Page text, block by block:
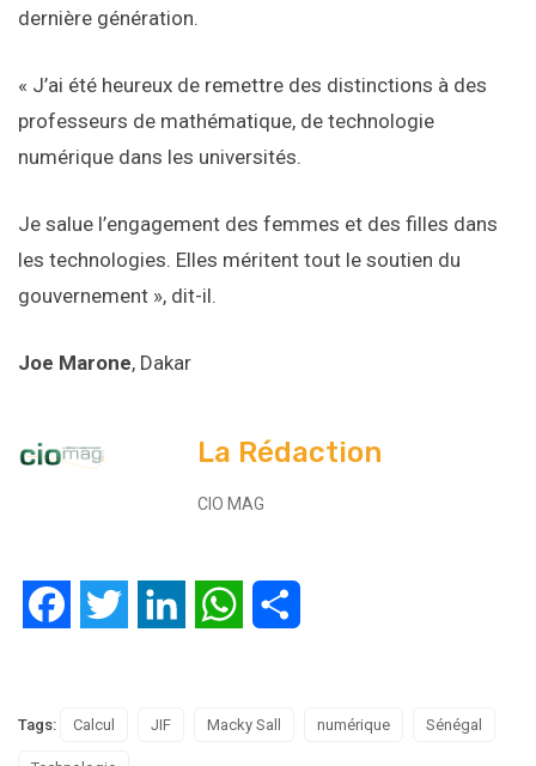
dernière génération.
« J’ai été heureux de remettre des distinctions à des
professeurs de mathématique, de technologie
numérique dans les universités.
Je salue l’engagement des femmes et des filles dans
les technologies. Elles méritent tout le soutien du
gouvernement », dit-il.
Joe Marone, Dakar
La Rédaction
CIO MAG
FacebookTwitter LinkedIn WhatsApp
Tags: Calcul JIF Macky Sall numérique Sénégal